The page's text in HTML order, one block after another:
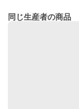
同じ生産者の商品